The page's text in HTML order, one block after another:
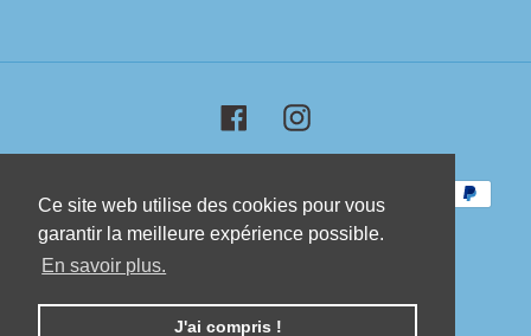
Ce site web utilise des cookies pour vous
garantir la meilleure expérience possible.
En savoir plus.
J'ai compris !
Ce site web utilise des cookies pour vous
garantir la meilleure expérience possible.
En savoir plus.
J'ai compris !
FacebookInstagram
de
paiement
© 2026,Chocolatier de Paris